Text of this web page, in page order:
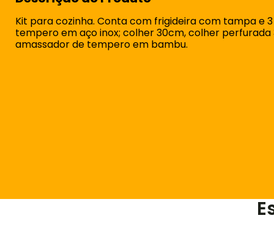
Kit para cozinha. Conta com frigideira com tampa e
tempero em aço inox; colher 30cm, colher perfurada
amassador de tempero em bambu.